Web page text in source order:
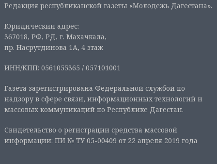
Редакция республиканской газеты «Молодежь Дагестана».
Юридический адрес:
367018, РФ, РД, г. Махачкала,
пр. Насрутдинова 1А, 4 этаж
ИНН/КПП: 0561055365 / 057101001
Газета зарегистрирована Федеральной службой по
надзору в сфере связи, информационных технологий и
массовых коммуникаций по Республике Дагестан.
Свидетельство о регистрации средства массовой
информации: ПИ № ТУ 05-00409 от 22 апреля 2019 года